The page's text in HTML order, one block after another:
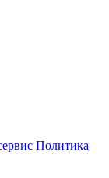
Политика